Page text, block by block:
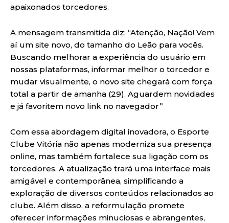
apaixonados torcedores.
A mensagem transmitida diz: “Atenção, Nação! Vem
aí um site novo, do tamanho do Leão para vocês.
Buscando melhorar a experiência do usuário em
nossas plataformas, informar melhor o torcedor e
mudar visualmente, o novo site chegará com força
total a partir de amanha (29). Aguardem novidades
e já favoritem novo link no navegador”
Com essa abordagem digital inovadora, o Esporte
Clube Vitória não apenas moderniza sua presença
online, mas também fortalece sua ligação com os
torcedores. A atualização trará uma interface mais
amigável e contemporânea, simplificando a
exploração de diversos conteúdos relacionados ao
clube. Além disso, a reformulação promete
oferecer informações minuciosas e abrangentes,